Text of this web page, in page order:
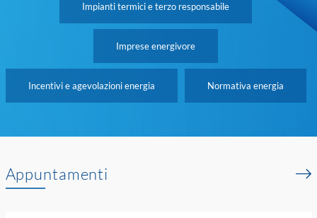
Impianti termici e terzo responsabile
Imprese energivore
Incentivi e agevolazioni energia Normativa energia
Appuntamenti